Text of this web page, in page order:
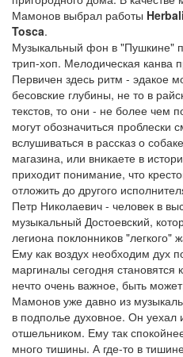
Мамонов выбрал работы
Tosca.
Музыкальный фон в "Пушкине"
трип-хоп. Мелодическая канва
Первичен здесь ритм - эдакое
бесовские глубины, не то в
текстов, то они - не более чем
могут обозначиться проблески
вслушиваться в рассказ о
магазина, или вникаете в
приходит понимание, что
отложить до другого
Петр Николаевич - человек в
музыкальный Достоевский,
легиона поклонников "легкого"
Ему как воздух необходим дух
маргиналы сегодня становятся
нечто очень важное, быть
Мамонов уже давно из
в подполье духовное. Он уехал
отшельником. Ему так
много тишины. А где-то в